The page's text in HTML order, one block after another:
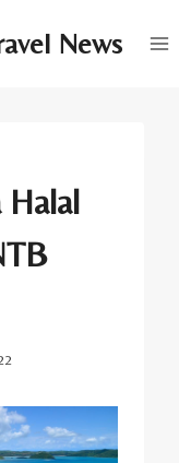
News
Halal